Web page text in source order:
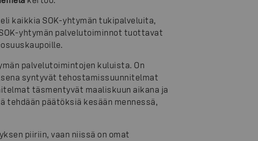
kaikkia SOK-yhtymän tukipalveluita,
yhtymän palvelutoiminnot tuottavat
palvelutoimintojen kuluista. On
syntyvät tehostamissuunnitelmat
täsmentyvät maaliskuun aikana ja
päätöksiä kesään mennessä,
piiriin, vaan niissä on omat